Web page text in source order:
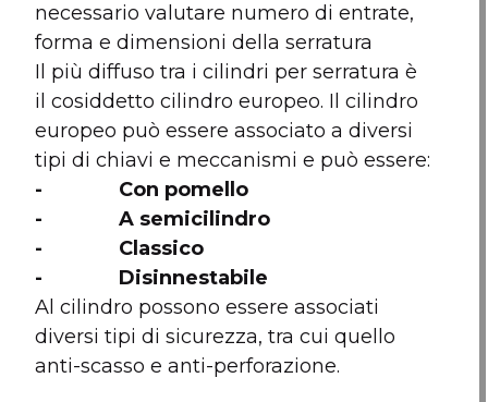
necessario valutare numero di entrate,
forma e dimensioni della serratura
Il più diffuso tra i cilindri per serratura è
il cosiddetto cilindro europeo. Il cilindro
europeo può essere associato a diversi
tipi di chiavi e meccanismi e può essere:
- Con pomello
- A semicilindro
- Classico
- Disinnestabile
Al cilindro possono essere associati
diversi tipi di sicurezza, tra cui quello
anti-scasso e anti-perforazione.